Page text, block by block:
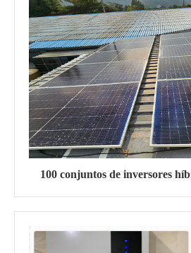
100 conjuntos de inversores